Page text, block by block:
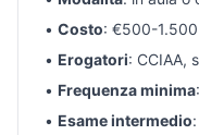
• Costo: €500-1.500
• Erogatori: CCIAA,
• Frequenza minima
• Esame intermedio